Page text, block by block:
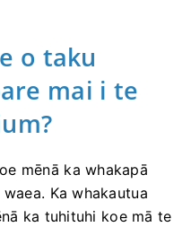
o taku
mai i te
mēnā ka whakapā
Ka whakautua
ka tuhituhi koe mā te